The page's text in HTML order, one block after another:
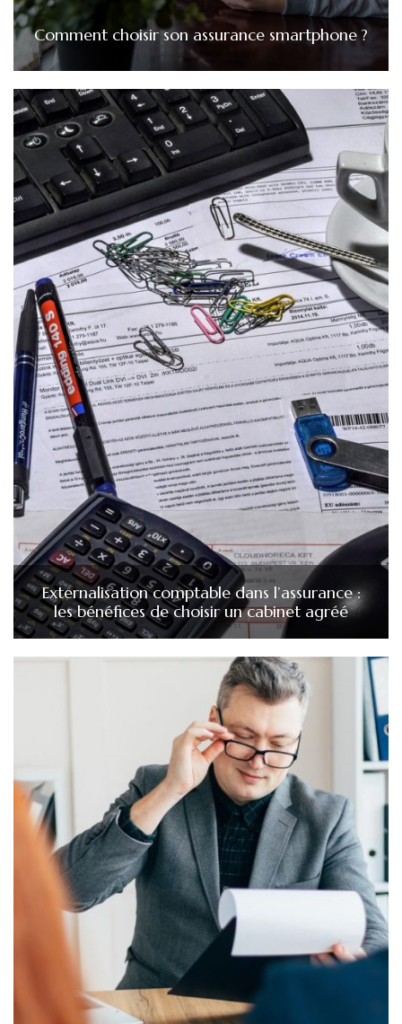
Comment choisir son assurance smartphone ?
Externalisation comptable dans l’assurance :
les bénéfices de choisir un cabinet agréé